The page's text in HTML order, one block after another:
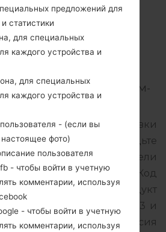
ПРОШИВКА
A107M -
A10S
→ SamsungSM-A107M
SM-
обновление прошивки
A10s, но не забудьте
ли номер модели
указанному SM-A107M. Код
GUATEMALA. Продукт
PDA A107MUBU5BTJ3 и
MODEM версия
предложений для
статистики
для специальных
каждого устройства и
для специальных
каждого устройства и
- (если вы
настоящее фото)
пользователя
- чтобы войти в учетную
комментарии, используя
- чтобы войти в учетную
комментарии, используя